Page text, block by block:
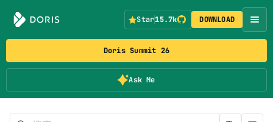
Doris Summit 26
Ask Me
Star15.7k DOWNLOAD